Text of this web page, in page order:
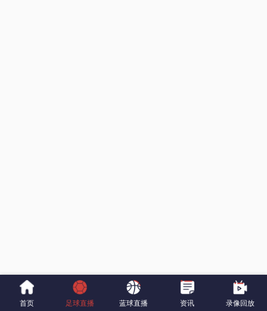
首页 足球直播 蓝球直播 资讯 录像回放